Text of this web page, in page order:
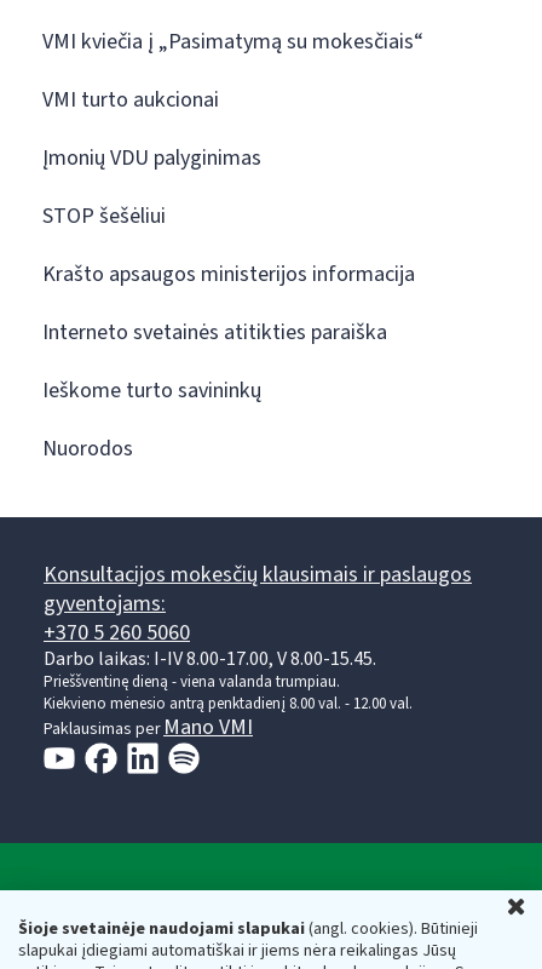
Šioje svetainėje naudojami slapukai(angl. cookies). Būtinieji
slapukai įdiegiami automatiškai ir jiems nėra reikalingas Jūsų
VMI kviečia į „Pasimatymą su mokesčiais“
VMI turto aukcionai
Įmonių VDU palyginimas
STOP šešėliui
Krašto apsaugos ministerijos informacija
Interneto svetainės atitikties paraiška
Ieškome turto savininkų
Nuorodos
Konsultacijos mokesčių klausimais ir paslaugos
gyventojams:
+370 5 260 5060
Darbo laikas: I-IV 8.00-17.00, V 8.00-15.45.
Prieššventinę dieną - viena valanda trumpiau.
Kiekvieno mėnesio antrą penktadienį 8.00 val. - 12.00 val.
Paklausimas per Mano VMI
Respublikos finansų ministerijos